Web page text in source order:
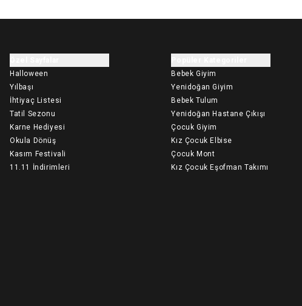
Halloween
Yılbaşı
İhtiyaç Listesi
Tatil Sezonu
Karne Hediyesi
Okula Dönüş
Kasım Festivali
11.11 İndirimleri
Bebek Giyim
Yenidoğan Giyim
Bebek Tulum
Yenidoğan Hastane Çıkışı
Çocuk Giyim
Kız Çocuk Elbise
Çocuk Mont
Kız Çocuk Eşofman Takımı